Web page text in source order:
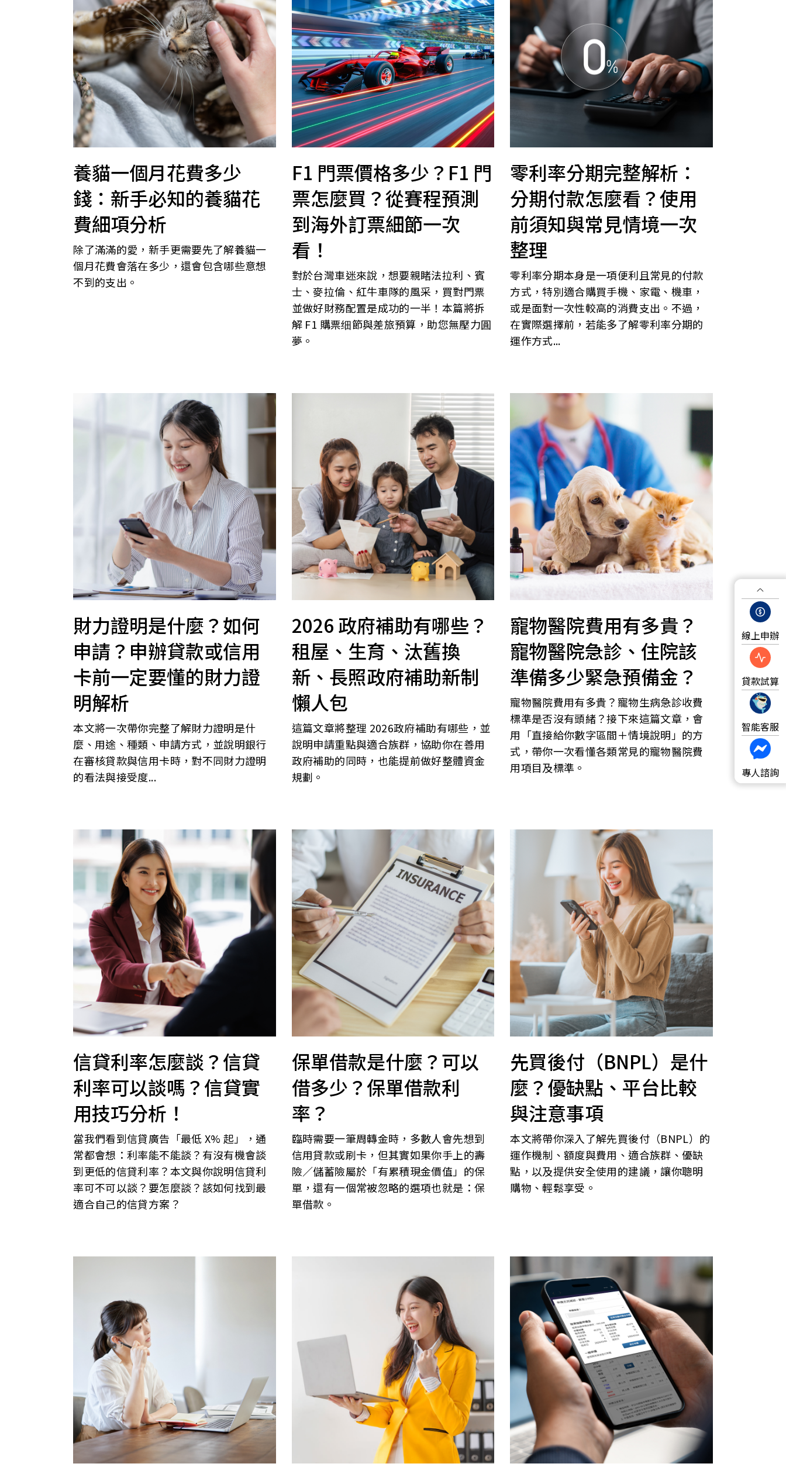
線上申辦
貸款試算
智能客服
專人諮詢
養貓一個月花費多少
錢：新手必知的養貓花
費細項分析
除了滿滿的愛，新手更需要先了解養貓一
個月花費會落在多少，還會包含哪些意想
不到的支出。
F1 門票價格多少？F1 門
票怎麼買？從賽程預測
到海外訂票細節一次
看！
對於台灣車迷來說，想要親睹法拉利、賓
士、麥拉倫、紅牛車隊的風采，買對門票
並做好財務配置是成功的一半！本篇將拆
解 F1 購票细節與差旅預算，助您無壓力圓
夢。
零利率分期完整解析：
分期付款怎麼看？使用
前須知與常見情境一次
整理
零利率分期本身是一項便利且常見的付款
方式，特別適合購買手機、家電、機車，
或是面對一次性較高的消費支出。不過，
在實際選擇前，若能多了解零利率分期的
運作方式...
財力證明是什麼？如何
申請？申辦貸款或信用
卡前一定要懂的財力證
明解析
本文將一次帶你完整了解財力證明是什
麼、用途、種類、申請方式，並說明銀行
在審核貸款與信用卡時，對不同財力證明
的看法與接受度...
2026 政府補助有哪些？
租屋、生育、汰舊換
新、長照政府補助新制
懶人包
這篇文章將整理 2026政府補助有哪些，並
說明申請重點與適合族群，協助你在善用
政府補助的同時，也能提前做好整體資金
規劃。
寵物醫院費用有多貴？
寵物醫院急診、住院該
準備多少緊急預備金？
寵物醫院費用有多貴？寵物生病急診收費
標準是否沒有頭緒？接下來這篇文章，會
用「直接給你數字區間＋情境說明」的方
式，帶你一次看懂各類常見的寵物醫院費
用項目及標準。
信貸利率怎麼談？信貸
利率可以談嗎？信貸實
用技巧分析！
當我們看到信貸廣告「最低 X% 起」，通
常都會想：利率能不能談？有沒有機會談
到更低的信貸利率？本文與你說明信貸利
率可不可以談？要怎麼談？該如何找到最
適合自己的信貸方案？
保單借款是什麼？可以
借多少？保單借款利
率？
臨時需要一筆周轉金時，多數人會先想到
信用貸款或刷卡，但其實如果你手上的壽
險／儲蓄險屬於「有累積現金價值」的保
單，還有一個常被忽略的選項也就是：保
單借款。
先買後付（BNPL）是什
麼？優缺點、平台比較
與注意事項
本文將帶你深入了解先買後付（BNPL）的
運作機制、額度與費用、適合族群、優缺
點，以及提供安全使用的建議，讓你聰明
購物、輕鬆享受。